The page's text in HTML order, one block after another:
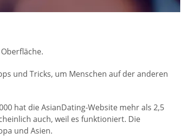
und Tricks, um Menschen auf der anderen
hat die AsianDating-Website mehr als 2,5
auch, weil es funktioniert. Die
und Asien.